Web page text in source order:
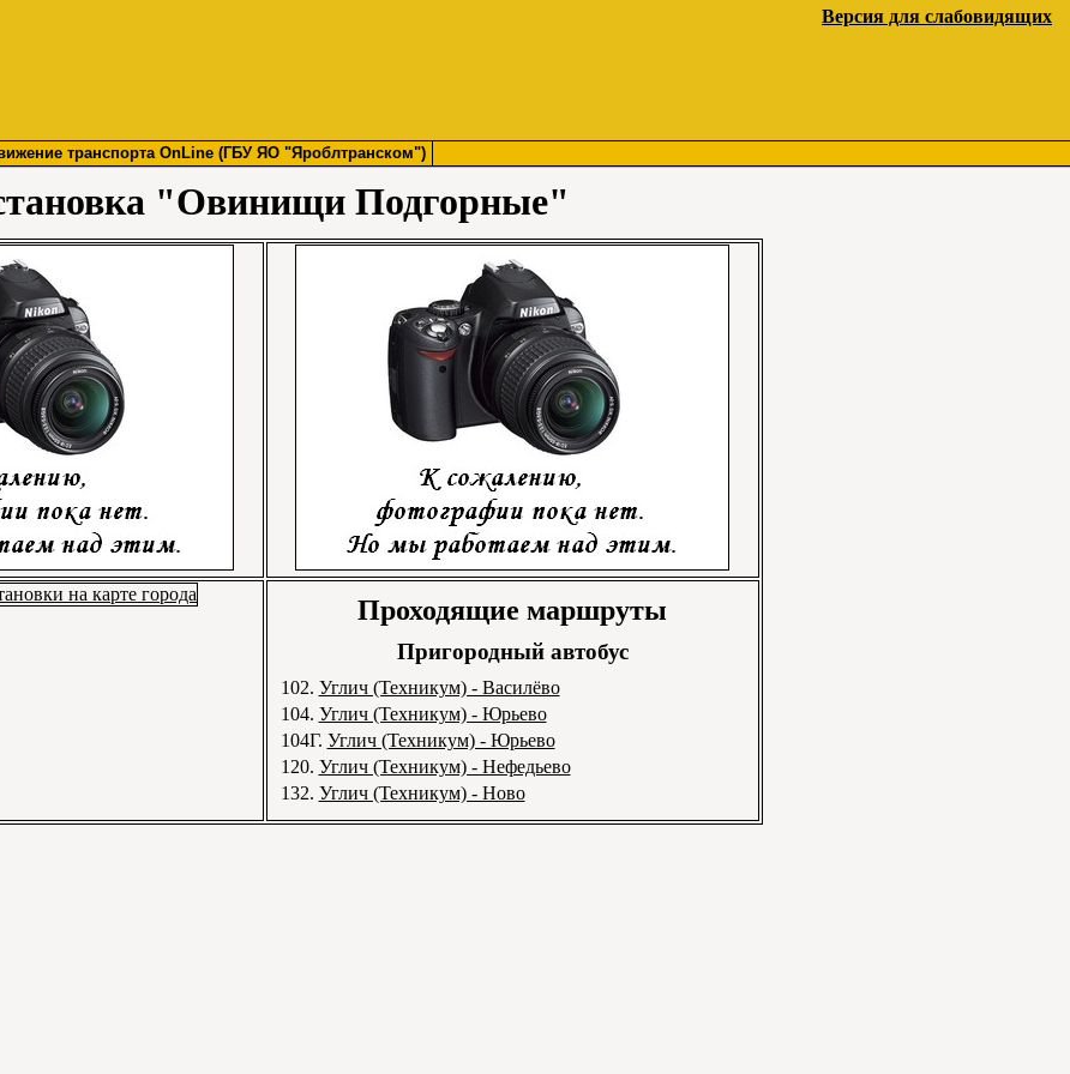
Версия для слабовидящих
транспорта OnLine (ГБУ ЯО "Яроблтранском")
"Овинищи Подгорные"
Проходящие маршруты
Пригородный автобус
102. Углич (Техникум) - Василёво
104. Углич (Техникум) - Юрьево
104Г. Углич (Техникум) - Юрьево
120. Углич (Техникум) - Нефедьево
132. Углич (Техникум) - Ново